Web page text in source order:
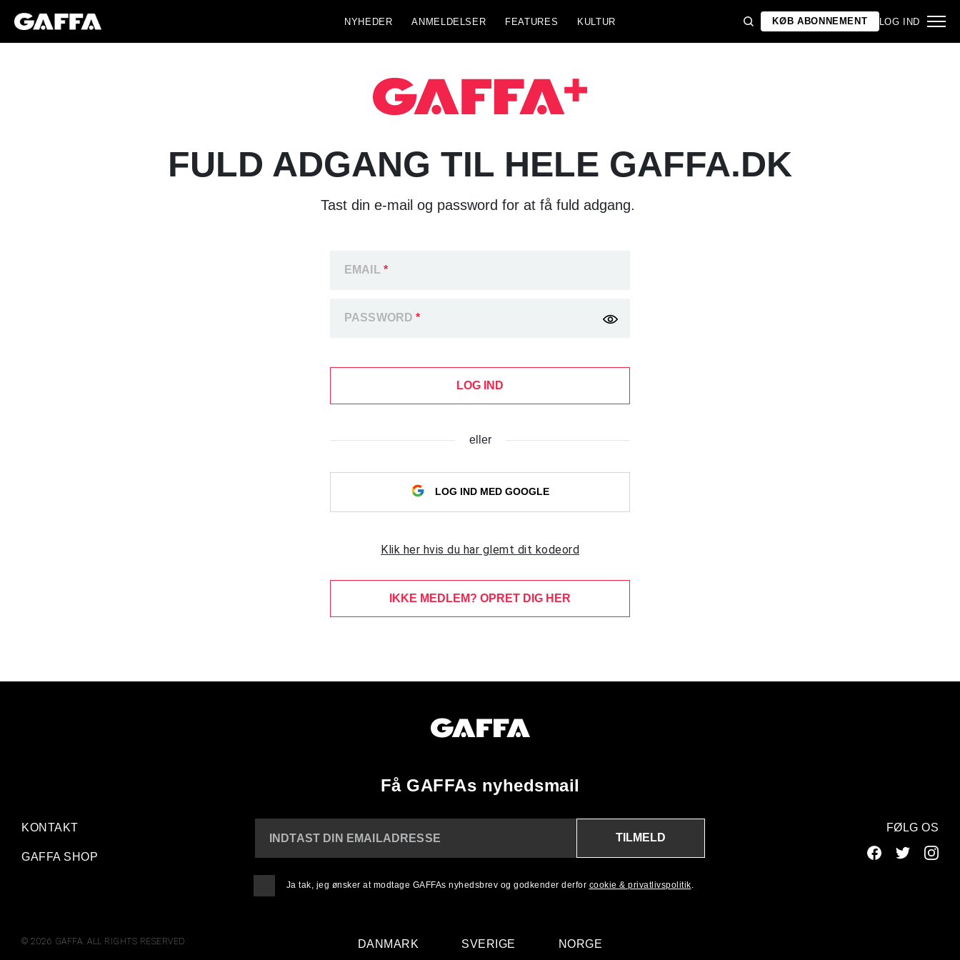
NYHEDER ANMELDELSER FEATURES KULTUR KØB ABONNEMENT LOG IND
FULD ADGANG TIL HELE GAFFA.DK
Tast din e-mail og password for at få fuld adgang.
EMAIL *
PASSWORD*
LOG IND
eller
LOG IND MED GOOGLE
Klik her hvis du har glemt dit kodeord
IKKE MEDLEM? OPRET DIG HER
Få GAFFAs nyhedsmail
KONTAKT
GAFFA SHOP
INDTAST DIN EMAILADRESSE TILMELD
Ja tak, jeg ønsker at modtage GAFFAs nyhedsbrev og godkender derfor cookie & privatlivspolitik
FØLG OS
© 2026 GAFFA. ALL RIGHTS RESERVED DANMARK SVERIGE NORGE